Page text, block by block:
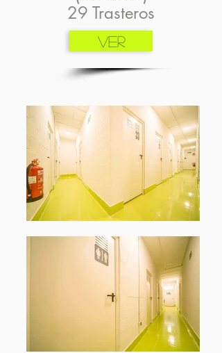
29 Trasteros
VER